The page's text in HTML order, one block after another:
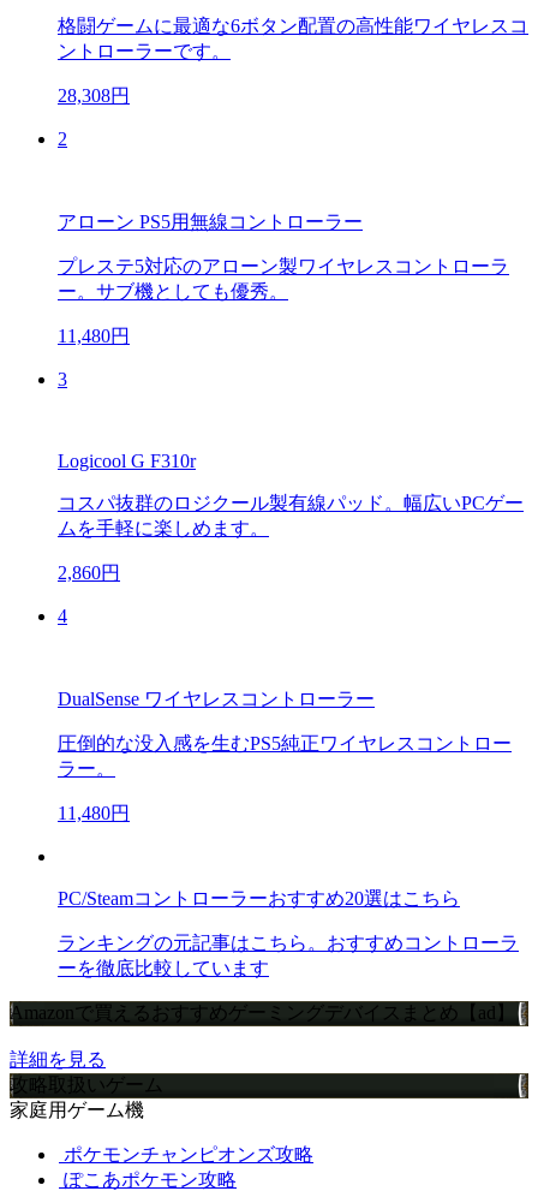
格闘ゲームに最適な6ボタン配置の高性能ワイヤレスコ
ントローラーです。
28,308円
2
アローン PS5用無線コントローラー
プレステ5対応のアローン製ワイヤレスコントローラ
ー。サブ機としても優秀。
11,480円
3
Logicool G F310r
コスパ抜群のロジクール製有線パッド。幅広いPCゲー
ムを手軽に楽しめます。
2,860円
4
DualSense ワイヤレスコントローラー
圧倒的な没入感を生むPS5純正ワイヤレスコントロー
ラー。
11,480円
PC/Steamコントローラーおすすめ20選はこちら
ランキングの元記事はこちら。おすすめコントローラ
ーを徹底比較しています
Amazonで買えるおすすめゲーミングデバイスまとめ【ad】
詳細を見る
攻略取扱いゲーム
家庭用ゲーム機
ポケモンチャンピオンズ攻略
ぽこあポケモン攻略